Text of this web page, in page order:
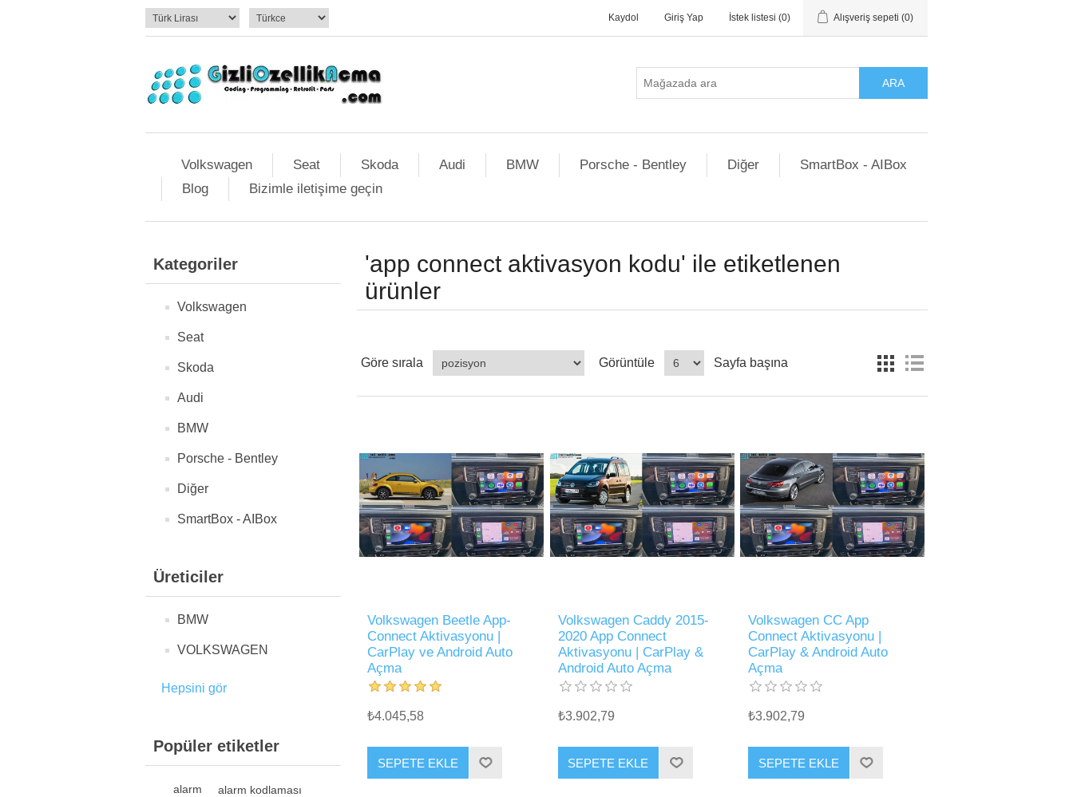
Kaydol Giriş Yap İstek listesi (0) Alışveriş sepeti (0)
ARA
Volkswagen Seat Skoda Audi BMW Porsche - Bentley Diğer
SmartBox - AIBox
Blog
Bizimle iletişime geçin
Kategoriler
Volkswagen
Seat
Skoda
Audi
BMW
Porsche - Bentley
Diğer
SmartBox - AIBox
Üreticiler
BMW
VOLKSWAGEN
Hepsini gör
Popüler etiketler
alarm alarm kodlaması
'app connect aktivasyon kodu' ile etiketlenen
ürünler
Göre sırala Görüntüle Sayfa başına
Volkswagen Beetle App-
Connect Aktivasyonu |
CarPlay ve Android Auto
Açma
₺4.045,58
SEPETE EKLE
Volkswagen Caddy 2015-
2020 App Connect
Aktivasyonu | CarPlay &
Android Auto Açma
₺3.902,79
SEPETE EKLE
Volkswagen CC App
Connect Aktivasyonu |
CarPlay & Android Auto
Açma
₺3.902,79
SEPETE EKLE